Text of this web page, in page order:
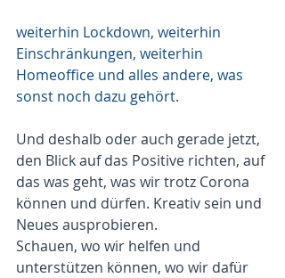
weiterhin Lockdown, weiterhin
Einschränkungen, weiterhin
Homeoffice und alles andere, was
sonst noch dazu gehört.
Und deshalb oder auch gerade jetzt,
den Blick auf das Positive richten, auf
das was geht, was wir trotz Corona
können und dürfen. Kreativ sein und
Neues ausprobieren.
Schauen, wo wir helfen und
unterstützen können, wo wir dafür